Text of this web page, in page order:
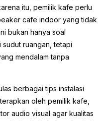
itu, pemilik kafe perlu
cafe indoor yang tidak
bukan hanya soal
ruangan, tetapi
mendalam tanpa
berbagai tips instalasi
oleh pemilik kafe,
audio visual agar kualitas